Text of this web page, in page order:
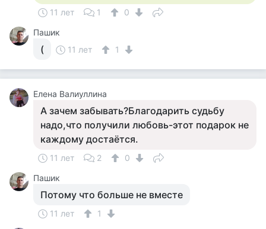
11 лет 1
0
Пашик
( 11 лет 1
Елена Валиуллина
А зачем забывать?Благодарить судьбу
надо,что получили любовь-этот подарок не
каждому достаётся.
11 лет 2
0
Пашик
Потому что больше не вместе
11 лет
1